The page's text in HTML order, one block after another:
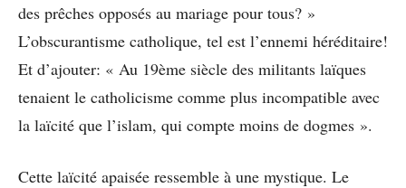
des prêches opposés au mariage pour tous? »
L’obscurantisme catholique, tel est l’ennemi héréditaire!
Et d’ajouter: « Au 19ème siècle des militants laïques
tenaient le catholicisme comme plus incompatible avec
la laïcité que l’islam, qui compte moins de dogmes ».
Cette laïcité apaisée ressemble à une mystique. Le